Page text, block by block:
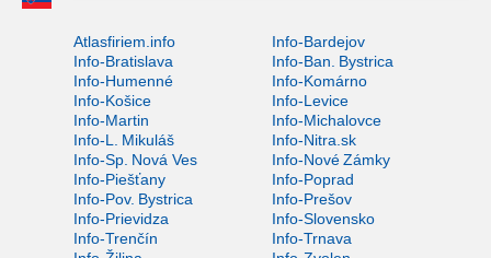
Atlasfiriem.info
Info-Bardejov
Info-Bratislava
Info-Ban. Bystrica
Info-Humenné
Info-Komárno
Info-Košice
Info-Levice
Info-Martin
Info-Michalovce
Info-L. Mikuláš
Info-Nitra.sk
Info-Sp. Nová Ves
Info-Nové Zámky
Info-Piešťany
Info-Poprad
Info-Pov. Bystrica
Info-Prešov
Info-Prievidza
Info-Slovensko
Info-Trenčín
Info-Trnava